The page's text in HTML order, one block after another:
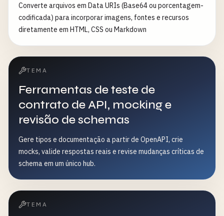
Converte arquivos em Data URIs (Base64 ou porcentagem-
codificada) para incorporar imagens, fontes e recursos
diretamente em HTML, CSS ou Markdown
TEMA
Ferramentas de teste de
contrato de API, mocking e
revisão de schemas
Gere tipos e documentação a partir de OpenAPI, crie
mocks, valide respostas reais e revise mudanças críticas de
schema em um único hub.
TEMA